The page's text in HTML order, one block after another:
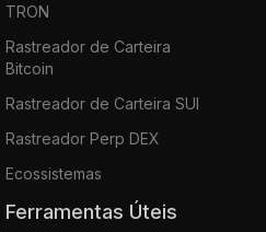
TRON
Rastreador de Carteira
Bitcoin
Rastreador de Carteira SUI
Rastreador Perp DEX
Ecossistemas
Ferramentas Úteis